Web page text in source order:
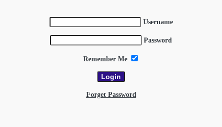
Username
Password
Remember Me
Forget Password